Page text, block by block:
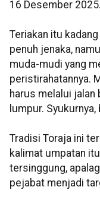
16 Desember 2025.
Teriakan itu
penuh jenaka,
muda-mudi yang
peristirahatannya.
harus melalui jalan
lumpur.
Tradisi Toraja ini
kalimat umpatan
tersinggung,
pejabat menjadi